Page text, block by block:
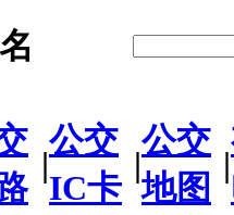
|
公交
IC卡
|
公交
地图
|